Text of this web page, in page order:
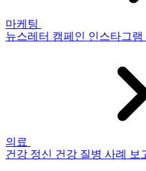
마케팅
뉴스레터 캠페인 인스타그램
의료
건강 정신 건강 질병 사례 보